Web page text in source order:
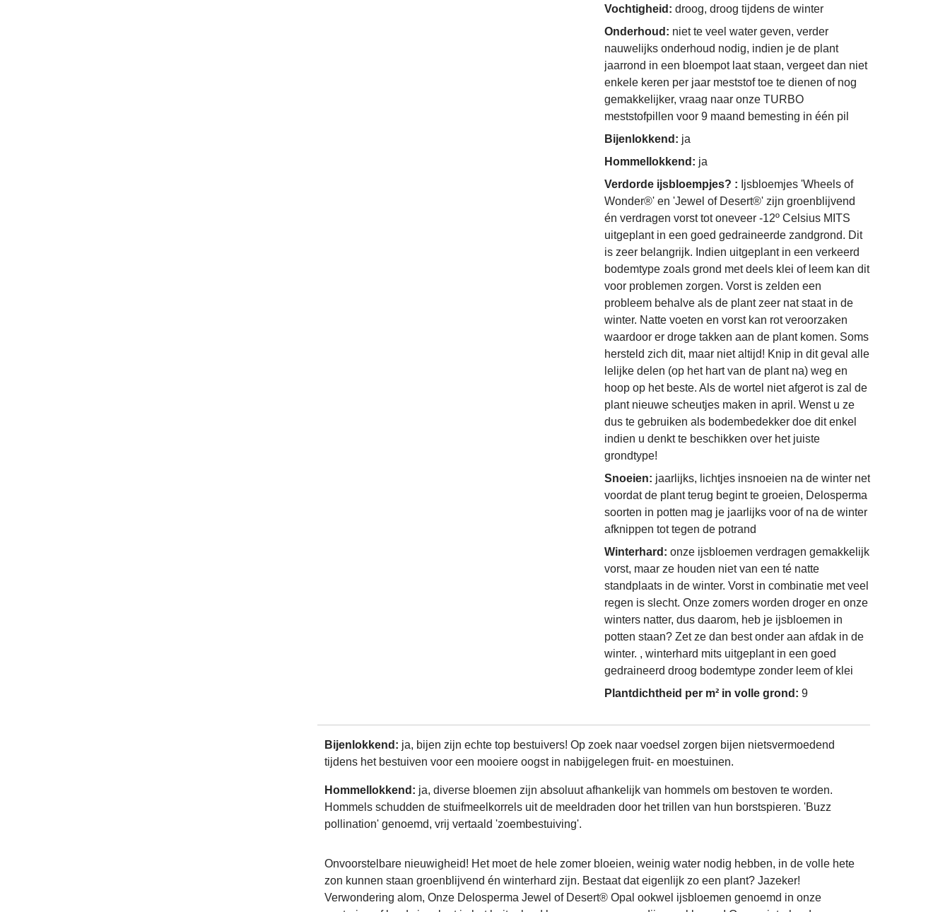
Vochtigheid: droog, droog tijdens de winter
Onderhoud: niet te veel water geven, verder
nauwelijks onderhoud nodig, indien je de plant
jaarrond in een bloempot laat staan, vergeet dan niet
enkele keren per jaar meststof toe te dienen of nog
gemakkelijker, vraag naar onze TURBO
meststofpillen voor 9 maand bemesting in één pil
Bijenlokkend: ja
Hommellokkend: ja
Verdorde ijsbloempjes? : Ijsbloemjes 'Wheels of
Wonder®' en 'Jewel of Desert®' zijn groenblijvend
én verdragen vorst tot oneveer -12º Celsius MITS
uitgeplant in een goed gedraineerde zandgrond. Dit
is zeer belangrijk. Indien uitgeplant in een verkeerd
bodemtype zoals grond met deels klei of leem kan dit
voor problemen zorgen. Vorst is zelden een
probleem behalve als de plant zeer nat staat in de
winter. Natte voeten en vorst kan rot veroorzaken
waardoor er droge takken aan de plant komen. Soms
hersteld zich dit, maar niet altijd! Knip in dit geval alle
lelijke delen (op het hart van de plant na) weg en
hoop op het beste. Als de wortel niet afgerot is zal de
plant nieuwe scheutjes maken in april. Wenst u ze
dus te gebruiken als bodembedekker doe dit enkel
indien u denkt te beschikken over het juiste
grondtype!
Snoeien: jaarlijks, lichtjes insnoeien na de winter net
voordat de plant terug begint te groeien, Delosperma
soorten in potten mag je jaarlijks voor of na de winter
afknippen tot tegen de potrand
Winterhard: onze ijsbloemen verdragen gemakkelijk
vorst, maar ze houden niet van een té natte
standplaats in de winter. Vorst in combinatie met veel
regen is slecht. Onze zomers worden droger en onze
winters natter, dus daarom, heb je ijsbloemen in
potten staan? Zet ze dan best onder aan afdak in de
winter. , winterhard mits uitgeplant in een goed
gedraineerd droog bodemtype zonder leem of klei
Plantdichtheid per m² in volle grond: 9
Bijenlokkend: ja, bijen zijn echte top bestuivers! Op zoek naar voedsel zorgen bijen nietsvermoedend
tijdens het bestuiven voor een mooiere oogst in nabijgelegen fruit- en moestuinen.
Hommellokkend: ja, diverse bloemen zijn absoluut afhankelijk van hommels om bestoven te worden.
Hommels schudden de stuifmeelkorrels uit de meeldraden door het trillen van hun borstspieren. 'Buzz
pollination' genoemd, vrij vertaald 'zoembestuiving'.
Onvoorstelbare nieuwigheid! Het moet de hele zomer bloeien, weinig water nodig hebben, in de volle hete
zon kunnen staan groenblijvend én winterhard zijn. Bestaat dat eigenlijk zo een plant? Jazeker!
Verwondering alom, Onze Delosperma Jewel of Desert® Opal ookwel ijsbloemen genoemd in onze